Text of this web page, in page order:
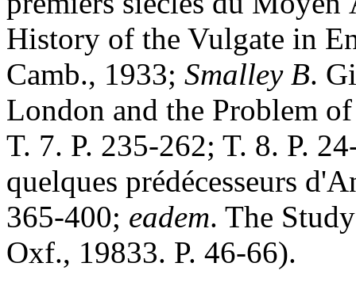
History of the Vulgate in
Camb., 1933; Smalley B.
London and the Problem
T. 7. P. 235-262; T. 8. P.
quelques prédécesseurs
365-400; eadem. The
Oxf., 19833. P. 46-66).